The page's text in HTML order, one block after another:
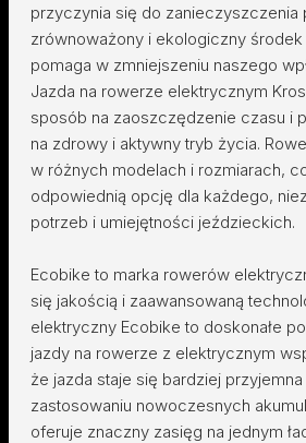
przyczynia się do zanieczyszczenia
zrównoważony i ekologiczny
pomaga w zmniejszeniu naszego
Jazda na rowerze elektrycznym
sposób na zaoszczędzenie czasu i
na zdrowy i aktywny tryb życia.
w różnych modelach i rozmiarach,
odpowiednią opcję dla każdego,
potrzeb i umiejętności jeździeckich.
Ecobike to marka rowerów
się jakością i zaawansowaną
elektryczny Ecobike to doskonałe
jazdy na rowerze z elektrycznym
że jazda staje się bardziej
zastosowaniu nowoczesnych
oferuje znaczny zasięg na jednym